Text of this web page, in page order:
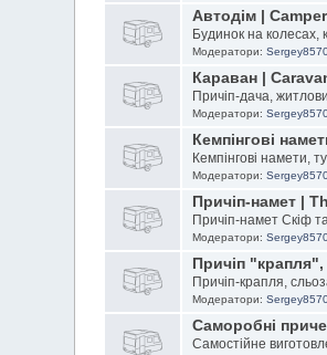
Автодім |
Будинок на колесах,
Модератори:
Караван |
Причіп-дача,
Модератори:
Кемпінгові
Кемпінгові намети,
Модератори:
Причіп-намет |
Причіп-намет Скіф
Модератори:
Причіп
Причіп-крапля,
Модератори:
Саморобні
Самостійне